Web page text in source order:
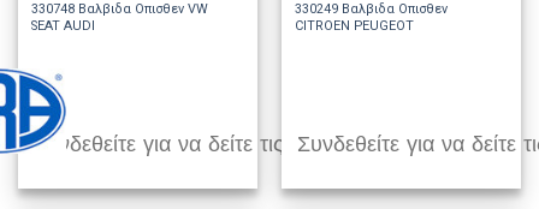
330748 Βαλβιδα Οπισθεν VW
SEAT AUDI
Συνδεθείτε για να δείτε τις τιμές
330249 Βαλβιδα Οπισθεν
CITROEN PEUGEOT
Συνδεθείτε για να δείτε